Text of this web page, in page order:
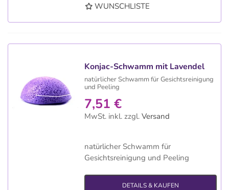
WUNSCHLISTE
Konjac-Schwamm mit Lavendel
natürlicher Schwamm für Gesichtsreinigung
und Peeling
7,51 €
MwSt. inkl. zzgl. Versand
natürlicher Schwamm für
Gesichtsreinigung und Peeling
DETAILS & KAUFEN